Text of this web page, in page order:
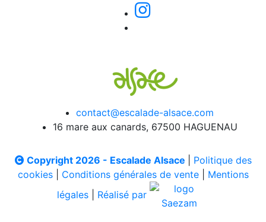
contact@escalade-alsace.com
16 mare aux canards, 67500 HAGUENAU
Copyright 2026 - Escalade Alsace
Politique des
cookies| Conditions générales de vente| Mentions
légales
Réalisé par